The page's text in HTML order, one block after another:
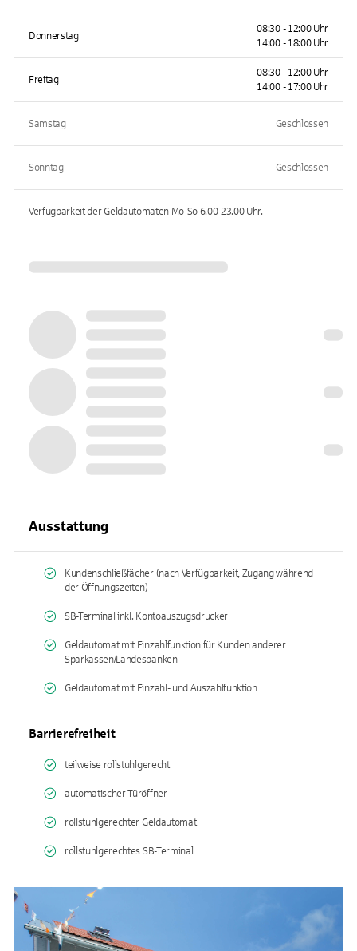
Donnerstag
08:30 - 12:00 Uhr
14:00 - 18:00 Uhr
Freitag
08:30 - 12:00 Uhr
14:00 - 17:00 Uhr
Samstag Geschlossen
Sonntag Geschlossen
Verfügbarkeit der Geldautomaten Mo-So 6.00-23.00Uhr.
Ausstattung
Kundenschließfächer (nach Verfügbarkeit, Zugang während
der Öffnungszeiten)
SB-Terminal inkl. Kontoauszugsdrucker
Geldautomat mit Einzahlfunktion für Kunden anderer
Sparkassen/Landesbanken
Geldautomat mit Einzahl- und Auszahlfunktion
Barrierefreiheit
teilweise rollstuhlgerecht
automatischer Türöffner
rollstuhlgerechter Geldautomat
rollstuhlgerechtes SB-Terminal